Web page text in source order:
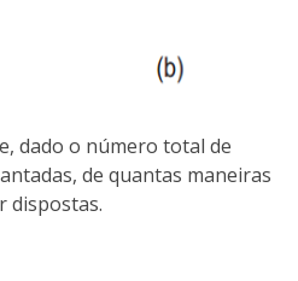
dado o número total de
de quantas maneiras
dispostas.